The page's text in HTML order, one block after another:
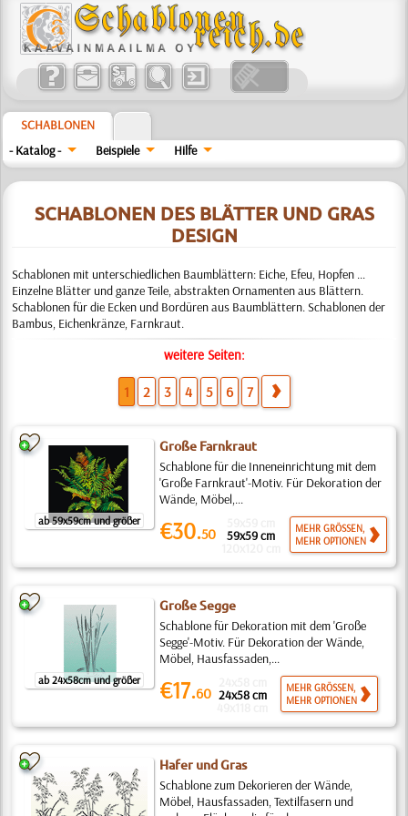
SCHABLONEN
- Katalog -
Beispiele Hilfe
SCHABLONEN DES BLÄTTER UND GRAS
DESIGN
Schablonen mit unterschiedlichen Baumblättern: Eiche, Efeu, Hopfen ...
Einzelne Blätter und ganze Teile, abstrakten Ornamenten aus Blättern.
Schablonen für die Ecken und Bordüren aus Baumblättern. Schablonen der
Bambus, Eichenkränze, Farnkraut.
weitere Seiten:
1 2 3 4 5 6 7
ab 59x59cm und größer
Große Farnkraut
Schablone für die Inneneinrichtung mit dem
'Große Farnkraut'-Motiv. Für Dekoration der
Wände, Möbel,...
€30.50 59x59 cm
MEHR GRÖSSEN,
MEHR OPTIONEN
ab 24x58cm und größer
Große Segge
Schablone für Dekoration mit dem 'Große
Segge'-Motiv. Für Dekoration der Wände,
Möbel, Hausfassaden,...
€17.60 24x58 cm
MEHR GRÖSSEN,
MEHR OPTIONEN
Hafer und Gras
Schablone zum Dekorieren der Wände,
Möbel, Hausfassaden, Textilfasern und